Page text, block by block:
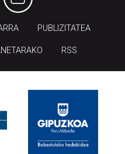
PUBLIZITATEA
RSS